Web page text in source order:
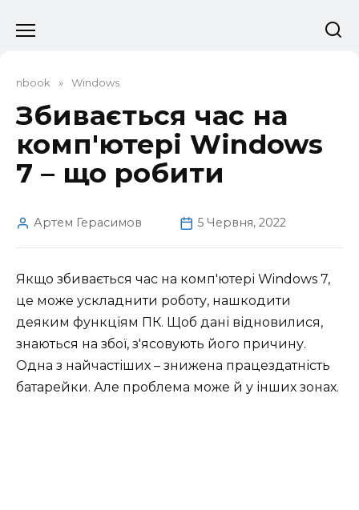
до
nbook » Windows
Збивається час на
комп'ютері Windows
7 – що робити
Артем Герасимов 5 Червня, 2022
Якщо збивається час на комп'ютері Windows 7,
це може ускладнити роботу, нашкодити
деяким функціям ПК. Щоб дані відновилися,
знаються на збої, з'ясовують його причину.
Одна з найчастіших – знижена працездатність
батарейки. Але проблема може й у інших зонах.